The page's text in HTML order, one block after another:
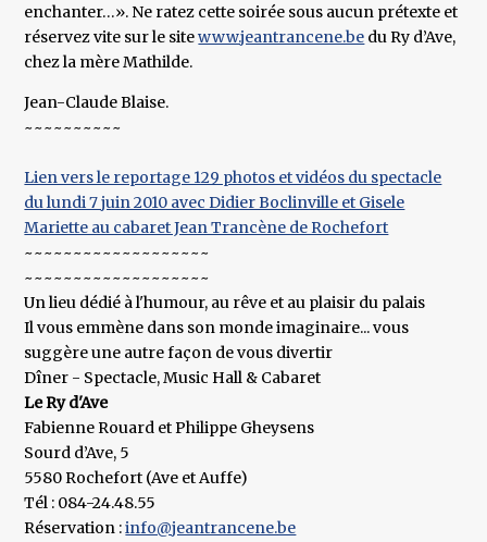
enchanter…». Ne ratez cette soirée sous aucun prétexte et
réservez vite sur le sitewww.jeantrancene.be du Ry d’Ave,
chez la mère Mathilde.
Jean-Claude Blaise.
~~~~~~~~~~
Lien vers le reportage 129 photos et vidéos du spectacle
du lundi 7 juin 2010 avec Didier Boclinville et Gisele
Mariette au cabaret Jean Trancène de Rochefort
~~~~~~~~~~~~~~~~~~~
~~~~~~~~~~~~~~~~~~~
Un lieu dédié à l'humour, au rêve et au plaisir du palais
Il vous emmène dans son monde imaginaire... vous
suggère une autre façon de vous divertir
Dîner - Spectacle, Music Hall & Cabaret
Le Ry d'Ave
Fabienne Rouard et Philippe Gheysens
Sourd d’Ave, 5
5580 Rochefort (Ave et Auffe)
Tél : 084-24.48.55
Réservation :info@jeantrancene.be